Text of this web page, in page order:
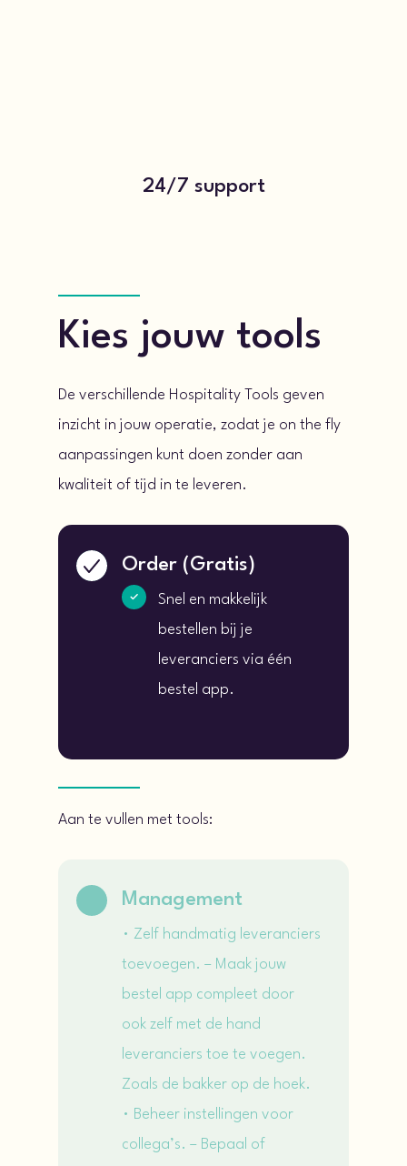
24/7 support
Kies jouw tools
De verschillende Hospitality Tools geven
inzicht in jouw operatie, zodat je on the fly
aanpassingen kunt doen zonder aan
kwaliteit of tijd in te leveren.
Order (Gratis)
Snel en makkelijk
bestellen bij je
leveranciers via één
bestel app.
Aan te vullen met tools:
Management
• Zelf handmatig leveranciers
toevoegen. – Maak jouw
bestel app compleet door
ook zelf met de hand
leveranciers toe te voegen.
Zoals de bakker op de hoek.
• Beheer instellingen voor
collega’s. – Bepaal of